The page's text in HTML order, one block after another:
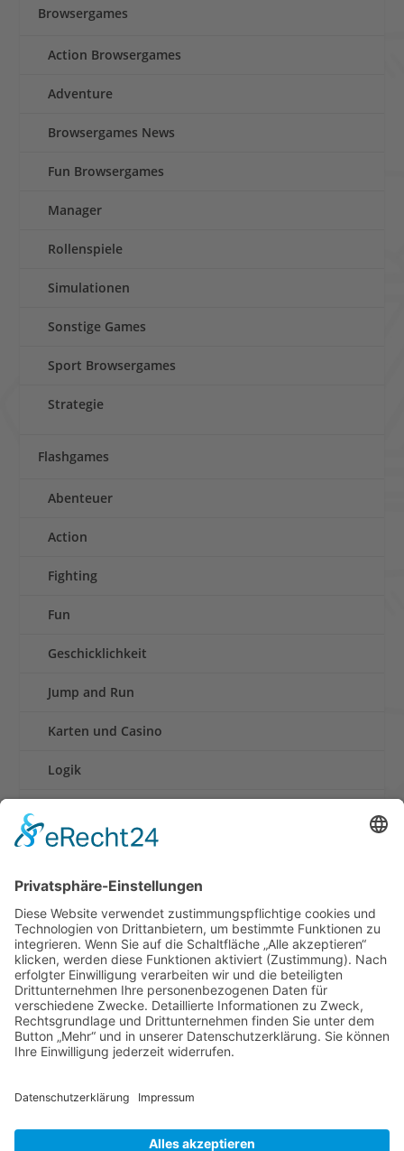
Browsergames
Action Browsergames
Adventure
Browsergames News
Fun Browsergames
Manager
Rollenspiele
Simulationen
Sonstige Games
Sport Browsergames
Strategie
Flashgames
Abenteuer
Action
Fighting
Fun
Geschicklichkeit
Jump and Run
Karten und Casino
Logik
Retro und Klassiker
Shooter
Sonstige Spiele
Sport
News
Onlinespiele